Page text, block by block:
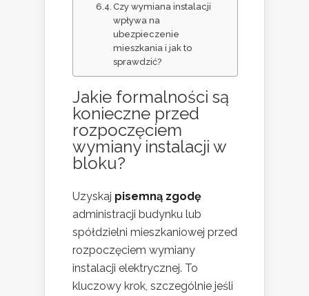
Czy wymiana instalacji
wpływa na
ubezpieczenie
mieszkania i jak to
sprawdzić?
Jakie formalności są
konieczne przed
rozpoczęciem
wymiany instalacji w
bloku?
Uzyskaj pisemną zgodę
administracji budynku lub
spółdzielni mieszkaniowej przed
rozpoczęciem wymiany
instalacji elektrycznej. To
kluczowy krok, szczególnie jeśli